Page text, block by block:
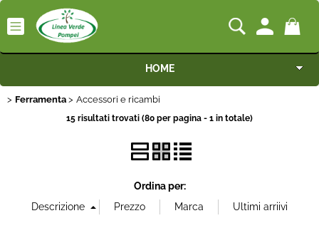
Categoria: HOME>Ferramenta
HOME
Macchine
Motocoltivatori
Irrigazione
Ferramenta Accessori e ricambi
15 risultati trovati (80 per pagina - 1 in totale)
Ordina per: